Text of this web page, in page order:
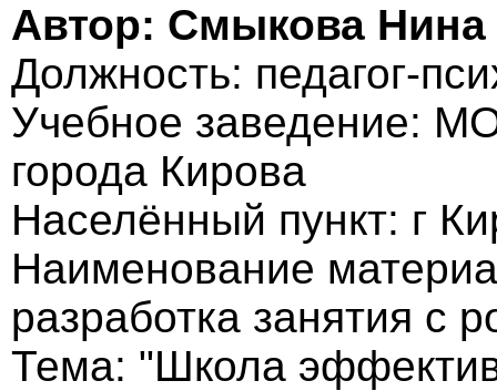
Автор: Смыкова Нина
Должность: педагог-
Учебное заведение:
города Кирова
Населённый пункт: г
Наименование
разработка занятия с
Тема: "Школа